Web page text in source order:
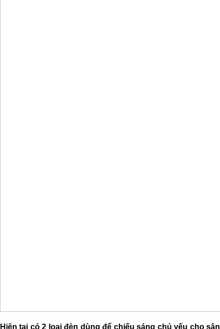
Hiện tại có 2 loại đèn dùng để chiếu sáng chủ yếu cho sân